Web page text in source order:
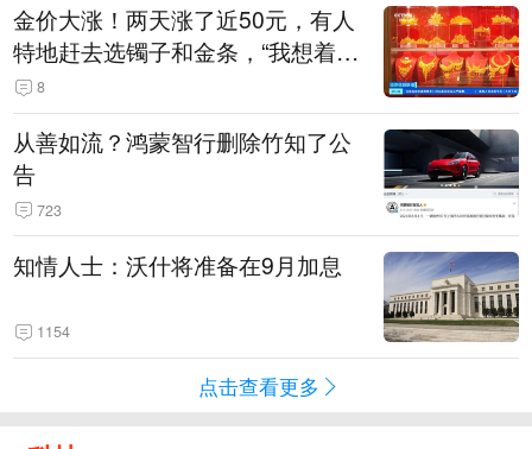
金价大涨！两天涨了近50元，有人
特地赶去选镯子和金条，“我想着买
起来可以保值，小批量进一些货”
8
从善如流？鸿蒙智行删除竹知了公
告
723
知情人士：沃什将准备在9月加息
1154
点击查看更多